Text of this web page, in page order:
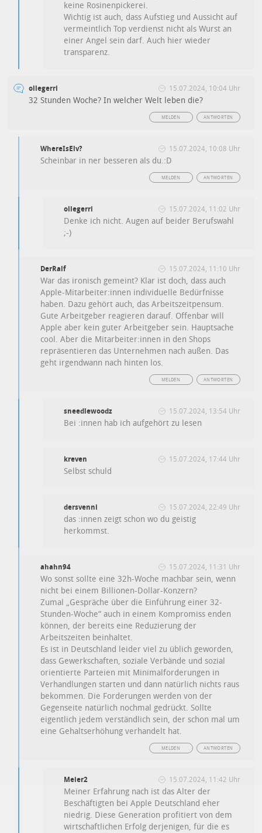
keine Rosinenpickerei.
Wichtig ist auch, dass Aufstieg und Aussicht auf
vermeintlich Top verdienst nicht als Wurst an
einer Angel sein darf. Auch hier wieder
transparenz.
ollegerri 15.07.2024, 10:04 Uhr
32 Stunden Woche? In welcher Welt leben die?
ANTWORTEN
MELDEN
WhereIsElv? 15.07.2024, 10:08 Uhr
Scheinbar in ner besseren als du.:D
ANTWORTEN
MELDEN
ollegerri 15.07.2024, 11:02 Uhr
Denke ich nicht. Augen auf beider Berufswahl
;-)
DerRalf 15.07.2024, 11:10 Uhr
War das ironisch gemeint? Klar ist doch, dass auch
Apple-Mitarbeiter:innen individuelle Bedürfnisse
haben. Dazu gehört auch, das Arbeitszeitpensum.
Gute Arbeitgeber reagieren darauf. Offenbar will
Apple aber kein guter Arbeitgeber sein. Hauptsache
cool. Aber die Mitarbeiter:innen in den Shops
repräsentieren das Unternehmen nach außen. Das
geht irgendwann nach hinten los.
ANTWORTEN
MELDEN
sneedlewoodz 15.07.2024, 13:54 Uhr
Bei :innen hab ich aufgehört zu lesen
kreven 15.07.2024, 17:44 Uhr
Selbst schuld
dersvenni 15.07.2024, 22:49 Uhr
das :innen zeigt schon wo du geistig
herkommst.
ahahn94 15.07.2024, 11:31 Uhr
Wo sonst sollte eine 32h-Woche machbar sein, wenn
nicht bei einem Billionen-Dollar-Konzern?
Zumal „Gespräche über die Einführung einer 32-
Stunden-Woche“ auch in einem Kompromiss enden
können, der bereits eine Reduzierung der
Arbeitszeiten beinhaltet.
Es ist in Deutschland leider viel zu üblich geworden,
dass Gewerkschaften, soziale Verbände und sozial
orientierte Parteien mit Minimalforderungen in
Verhandlungen starten und dann natürlich nichts raus
bekommen. Die Forderungen werden von der
Gegenseite natürlich nochmal gedrückt. Sollte
eigentlich jedem verständlich sein, der schon mal um
eine Gehaltserhöhung verhandelt hat.
ANTWORTEN
MELDEN
Meier2 15.07.2024, 11:42 Uhr
Meiner Erfahrung nach ist das Alter der
Beschäftigten bei Apple Deutschland eher
niedrig. Diese Generation profitiert von dem
wirtschaftlichen Erfolg derjenigen, für die es